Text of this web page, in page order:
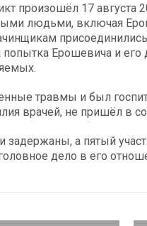
произошёл 17
людьми, включая
Ерошевича и
травмы и был
врачей, не пришёл в
а пятый
дело в его